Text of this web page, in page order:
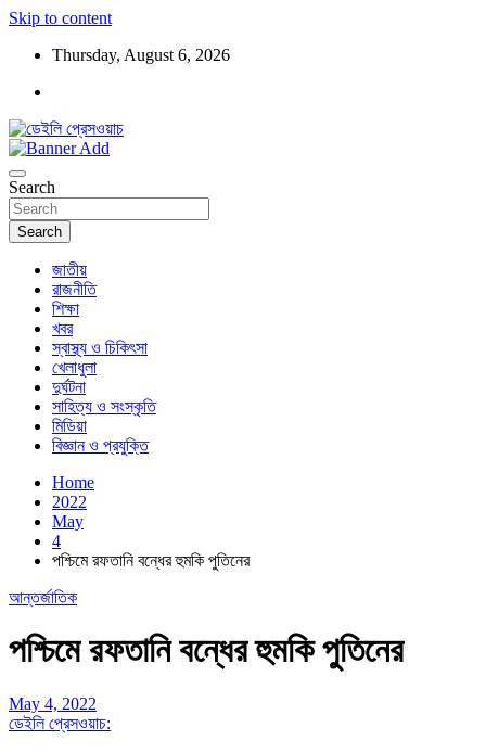
Skip to content
Thursday, August 6, 2026
ডেইলি প্রেসওয়াচ
Search
Search
জাতীয়
রাজনীতি
শিক্ষা
খবর
স্বাস্থ্য ও চিকিৎসা
খেলাধুলা
দুর্ঘটনা
সাহিত্য ও সংস্কৃতি
মিডিয়া
বিজ্ঞান ও প্রযুক্তি
Home
2022
May
4
পশ্চিমে রফতানি বন্ধের হুমকি পুতিনের
আন্তর্জাতিক
পশ্চিমে রফতানি বন্ধের হুমকি পুতিনের
May 4, 2022
ডেইলি প্রেসওয়াচ: